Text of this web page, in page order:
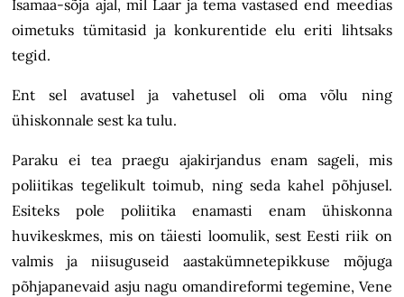
Isamaa-sõja ajal, mil Laar ja tema vastased end meedias
oimetuks tümitasid ja konkurentide elu eriti lihtsaks
tegid.
Ent sel avatusel ja vahetusel oli oma võlu ning
ühiskonnale sest ka tulu.
Paraku ei tea praegu ajakirjandus enam sageli, mis
poliitikas tegelikult toimub, ning seda kahel põhjusel.
Esiteks pole poliitika enamasti enam ühiskonna
huvikeskmes, mis on täiesti loomulik, sest Eesti riik on
valmis ja niisuguseid aastakümnetepikkuse mõjuga
põhjapanevaid asju nagu omandireformi tegemine, Vene